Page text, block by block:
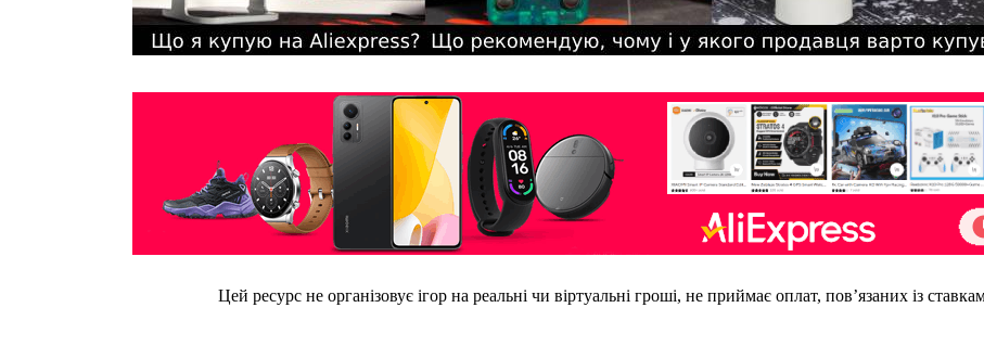
Цей ресурс не організовує ігор на реальні чи віртуальні гроші, не приймає оплат, пов’язаних із